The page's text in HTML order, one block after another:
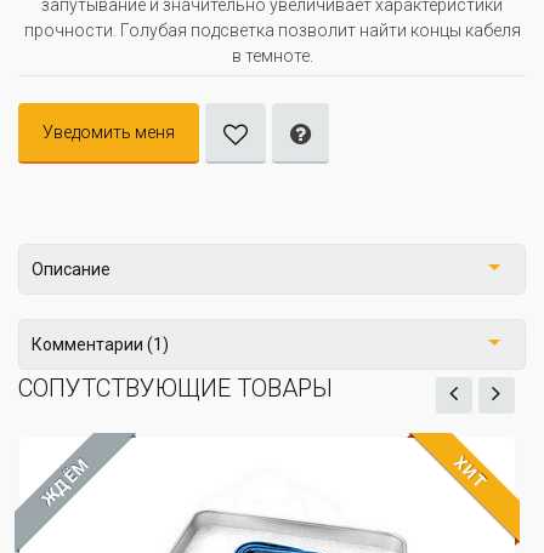
запутывание и значительно увеличивает характеристики
прочности. Голубая подсветка позволит найти концы кабеля
в темноте.
Уведомить меня
Описание
Комментарии (1)
СОПУТСТВУЮЩИЕ ТОВАРЫ